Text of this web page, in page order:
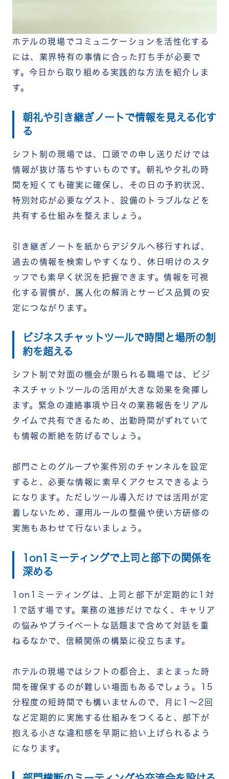
ホテルの現場でコミュニケーションを活性化する
には、業界特有の事情に合った打ち手が必要で
す。今日から取り組める実践的な方法を紹介しま
す。
朝礼や引き継ぎノートで情報を見える化す
る
シフト制の現場では、口頭での申し送りだけでは
情報が抜け落ちやすいものです。朝礼や夕礼の時
間を短くても確実に確保し、その日の予約状況、
特別対応が必要なゲスト、設備のトラブルなどを
共有する仕組みを整えましょう。
引き継ぎノートを紙からデジタルへ移行すれば、
過去の情報を検索しやすくなり、休日明けのスタ
ッフでも素早く状況を把握できます。情報を可視
化する習慣が、属人化の解消とサービス品質の安
定につながります。
ビジネスチャットツールで時間と場所の制
約を超える
シフト制で対面の機会が限られる職場では、ビジ
ネスチャットツールの活用が大きな効果を発揮し
ます。緊急の連絡事項や日々の業務報告をリアル
タイムで共有できるため、出勤時間がずれていて
も情報の断絶を防げるでしょう。
部門ごとのグループや案件別のチャンネルを設定
すると、必要な情報に素早くアクセスできるよう
になります。ただしツール導入だけでは活用が定
着しないため、運用ルールの整備や使い方研修の
実施もあわせて行ないましょう。
1on1ミーティングで上司と部下の関係を
深める
1on1ミーティングは、上司と部下が定期的に1対
1で話す場です。業務の進捗だけでなく、キャリア
の悩みやプライベートな話題まで含めて対話を重
ねるなかで、信頼関係の構築に役立ちます。
ホテルの現場ではシフトの都合上、まとまった時
間を確保するのが難しい場面もあるでしょう。15
分程度の短時間でも構いませんので、月に1～2回
など定期的に実施する仕組みをつくると、部下が
抱える小さな違和感を早期に拾い上げられるよう
になります。